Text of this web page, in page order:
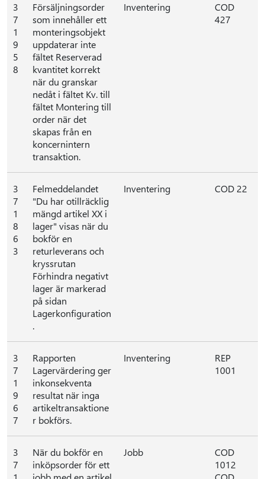
3
7
1
9
5
8
Försäljningsorder
som innehåller ett
monteringsobjekt
uppdaterar inte
fältet Reserverad
kvantitet korrekt
när du granskar
nedåt i fältet Kv. till
fältet Montering till
order när det
skapas från en
koncernintern
transaktion.
Inventering
COD
427
3
7
1
8
6
3
Felmeddelandet
"Du har otillräcklig
mängd artikel XX i
lager" visas när du
bokför en
returleverans och
kryssrutan
Förhindra negativt
lager är markerad
på sidan
Lagerkonfiguration
.
Inventering COD 22
3
7
1
9
6
7
Rapporten
Lagervärdering ger
inkonsekventa
resultat när inga
artikeltransaktione
r bokförs.
Inventering
REP
1001
3
7
När du bokför en
inköpsorder för ett
Jobb
COD
1012